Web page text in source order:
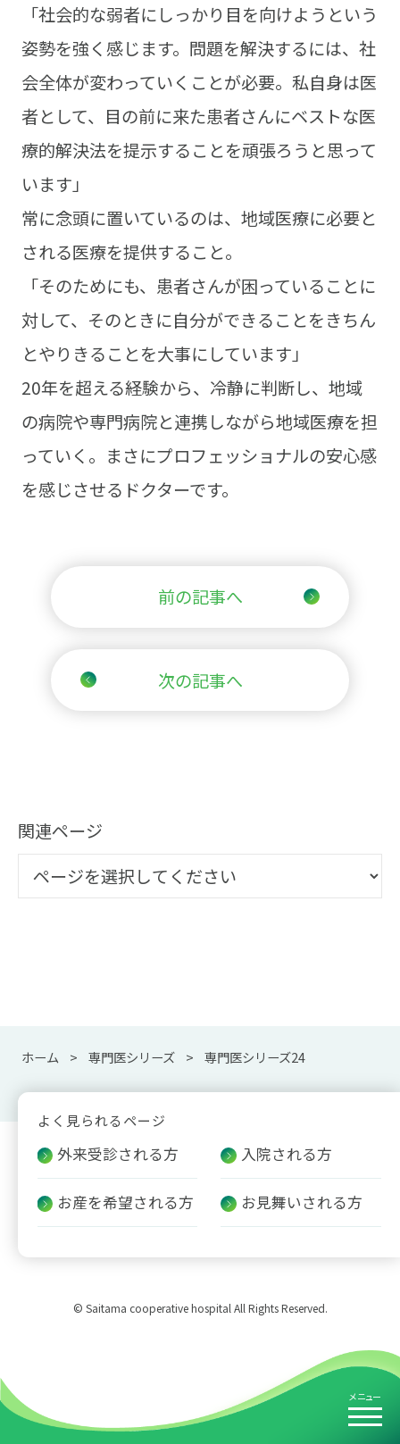
「社会的な弱者にしっかり目を向けようという
姿勢を強く感じます。問題を解決するには、社
会全体が変わっていくことが必要。私自身は医
者として、目の前に来た患者さんにベストな医
療的解決法を提示することを頑張ろうと思って
います」
常に念頭に置いているのは、地域医療に必要と
される医療を提供すること。
「そのためにも、患者さんが困っていることに
対して、そのときに自分ができることをきちん
とやりきることを大事にしています」
20年を超える経験から、冷静に判断し、地域
の病院や専門病院と連携しながら地域医療を担
っていく。まさにプロフェッショナルの安心感
を感じさせるドクターです。
前の記事へ
次の記事へ
関連ページ
ホーム 専門医シリーズ 専門医シリーズ24
メニュー
よく見られるページ
外来受診される方 入院される方
お産を希望される方 お見舞いされる方
© Saitama cooperative hospital All Rights Reserved.